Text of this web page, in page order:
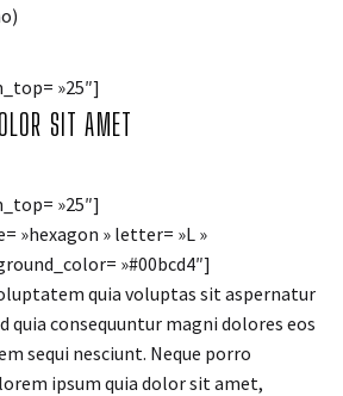
»25″]
SIT AMET
»25″]
»hexagon » letter= »L »
»#00bcd4″]
quia voluptas sit aspernatur
quia consequuntur magni dolores eos
sequi nesciunt. Neque porro
ipsum quia dolor sit amet,